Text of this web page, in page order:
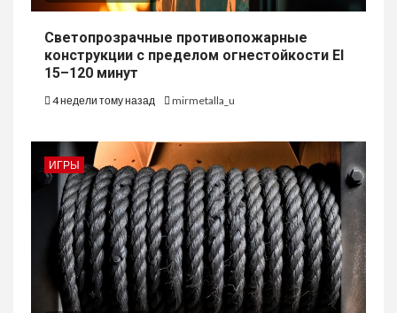
Светопрозрачные противопожарные
конструкции с пределом огнестойкости EI
15–120 минут
4 недели тому назад mirmetalla_u
ИГРЫ